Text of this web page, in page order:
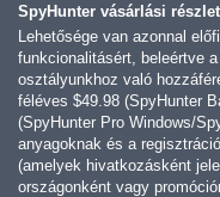
SpyHunter vásárlási
Lehetősége van azonnal
funkcionalitásért, beleértve
osztályunkhoz való
féléves $49.98 (SpyHunter
(SpyHunter Pro Windows/
anyagoknak és a
(amelyek hivatkozásként
országonként vagy